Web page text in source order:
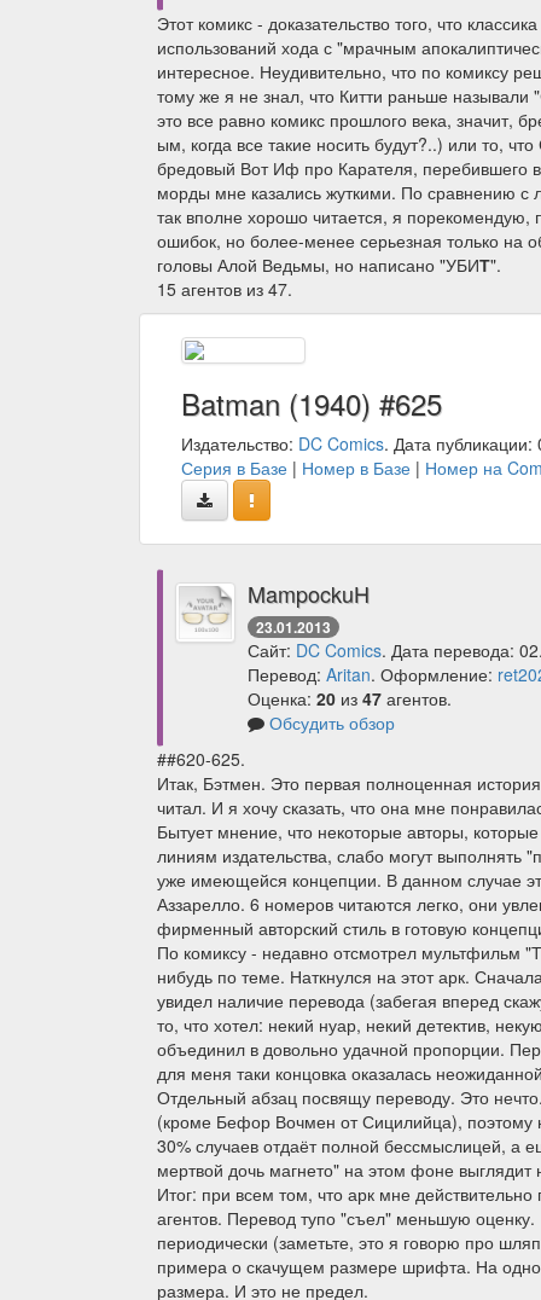
Этот комикс - доказательство того, что
использований хода с "мрачным
интересное. Неудивительно, что по комиксу
тому же я не знал, что Китти раньше
это все равно комикс прошлого века, значит,
ым, когда все такие носить будут?..) или то,
бредовый Вот Иф про Карателя, перебившего
морды мне казались жуткими. По сравнению с
так вполне хорошо читается, я порекомендую,
ошибок, но более-менее серьезная только на
головы Алой Ведьмы, но написано "УБИТ".
15 агентов из 47.
Batman (1940) #625
Издательство: DC Comics. Дата публикации:
Серия в Базе | Номер в Базе | Номер на
MampockuH
23.01.2013
Сайт: DC Comics. Дата перевода:
Перевод: Aritan. Оформление:
Оценка: 20 из 47 агентов.
Обсудить обзор
##620-625.
Итак, Бэтмен. Это первая полноценная
читал. И я хочу сказать, что она мне
Бытует мнение, что некоторые авторы,
линиям издательства, слабо могут выполнять
уже имеющейся концепции. В данном случае
Аззарелло. 6 номеров читаются легко, они
фирменный авторский стиль в готовую
По комиксу - недавно отсмотрел мультфильм
нибудь по теме. Наткнулся на этот арк.
увидел наличие перевода (забегая вперед
то, что хотел: некий нуар, некий детектив,
объединил в довольно удачной пропорции.
для меня таки концовка оказалась
Отдельный абзац посвящу переводу. Это
(кроме Бефор Вочмен от Сицилийца), поэтому
30% случаев отдаёт полной бессмыслицей, а
мертвой дочь магнето" на этом фоне выглядит
Итог: при всем том, что арк мне
агентов. Перевод тупо "съел" меньшую
периодически (заметьте, это я говорю про
примера о скачущем размере шрифта. На
размера. И это не предел.